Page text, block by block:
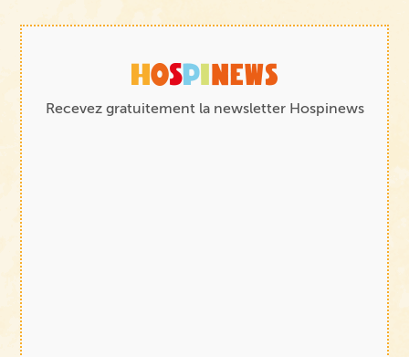
Recevez gratuitement la newsletter Hospinews